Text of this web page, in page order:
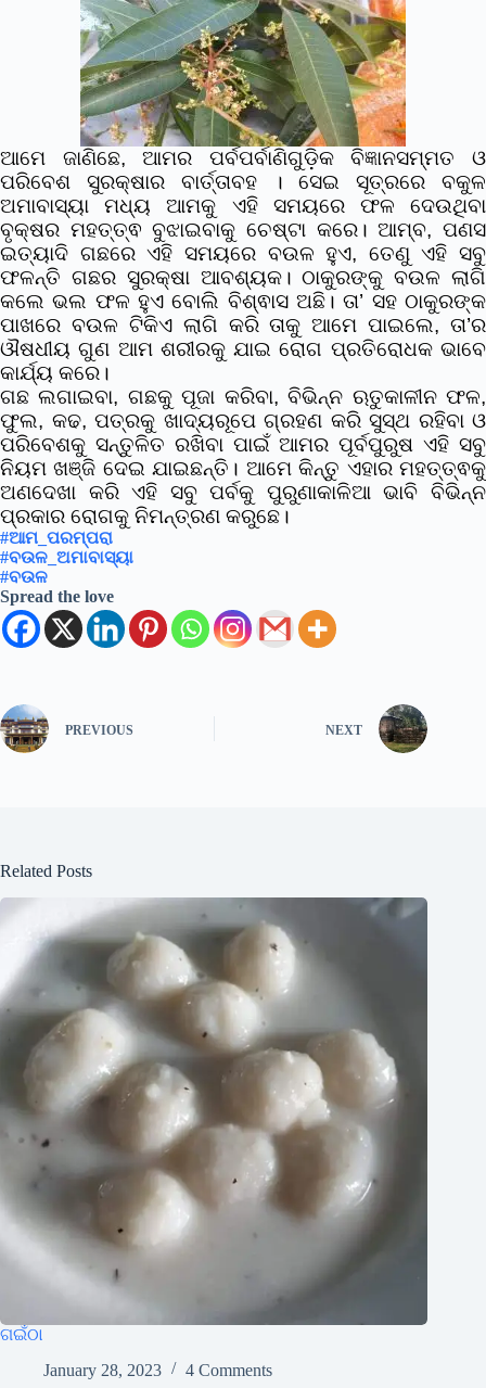
ଆମେ ଜାଣିଛେ, ଆମର ପର୍ବପର୍ବାଣିଗୁଡ଼ିକ ବିଜ୍ଞାନସମ୍ମତ ଓ
ପରିବେଶ ସୁରକ୍ଷାର ବାର୍ତ୍ତାବହ । ସେଇ ସୂତ୍ରରେ ବକୁଳ
ଅମାବାସ୍ୟା ମଧ୍ୟ ଆମକୁ ଏହି ସମୟରେ ଫଳ ଦେଉଥିବା
ବୃକ୍ଷର ମହତ୍ତ୍ଵ ବୁଝାଇବାକୁ ଚେଷ୍ଟା କରେ। ଆମ୍ବ, ପଣସ
ଇତ୍ୟାଦି ଗଛରେ ଏହି ସମୟରେ ବଉଳ ହୁଏ, ତେଣୁ ଏହି ସବୁ
ଫଳନ୍ତି ଗଛର ସୁରକ୍ଷା ଆବଶ୍ୟକ। ଠାକୁରଙ୍କୁ ବଉଳ ଲାଗି
କଲେ ଭଲ ଫଳ ହୁଏ ବୋଲି ବିଶ୍ଵାସ ଅଛି। ତା’ ସହ ଠାକୁରଙ୍କ
ପାଖରେ ବଉଳ ଟିକିଏ ଲାଗି କରି ତାକୁ ଆମେ ପାଇଲେ, ତା’ର
ଔଷଧୀୟ ଗୁଣ ଆମ ଶରୀରକୁ ଯାଇ ରୋଗ ପ୍ରତିରୋଧକ ଭାବେ
କାର୍ଯ୍ୟ କରେ।
ଗଛ ଲଗାଇବା, ଗଛକୁ ପୂଜା କରିବା, ବିଭିନ୍ନ ଋତୁକାଳୀନ ଫଳ,
ଫୁଲ, କଢ, ପତ୍ରକୁ ଖାଦ୍ୟରୂପେ ଗ୍ରହଣ କରି ସୁସ୍ଥ ରହିବା ଓ
ପରିବେଶକୁ ସନ୍ତୁଳିତ ରଖିବା ପାଇଁ ଆମର ପୂର୍ବପୁରୁଷ ଏହି ସବୁ
ନିୟମ ଖଞ୍ଜି ଦେଇ ଯାଇଛନ୍ତି। ଆମେ କିନ୍ତୁ ଏହାର ମହତ୍ତ୍ଵକୁ
ଅଣଦେଖା କରି ଏହି ସବୁ ପର୍ବକୁ ପୁରୁଣାକାଳିଆ ଭାବି ବିଭିନ୍ନ
ପ୍ରକାର ରୋଗକୁ ନିମନ୍ତ୍ରଣ କରୁଛେ।
#ଆମ_ପରମ୍ପରା
#ବଉଳ_ଅମାବାସ୍ୟା
#ବଉଳ
Spread the love
PREVIOUS NEXT
Related Posts
ଗଇଁଠା
January 28, 2023
4 Comments